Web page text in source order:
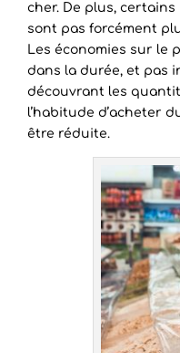
cher. De plus,
sont pas forcément
Les économies sur le
dans la durée, et pas
découvrant les
l’habitude d’acheter
être réduite.